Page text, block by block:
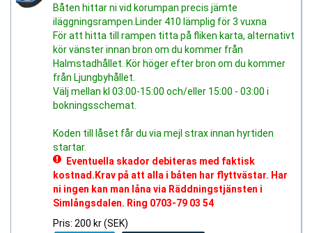
Båten hittar ni vid korumpan precis jämte
iläggningsrampen.Linder 410 lämplig för 3 vuxna
För att hitta till rampen titta på fliken karta, alternativt
kör vänster innan bron om du kommer från
Halmstadhållet. Kör höger efter bron om du kommer
från Ljungbyhållet.
Välj mellan kl 03:00-15:00 och/eller 15:00 - 03:00 i
bokningsschemat.
Koden till låset får du via mejl strax innan hyrtiden
startar.
Eventuella skador debiteras med faktisk
kostnad.Krav på att alla i båten har flyttvästar. Har
ni ingen kan man låna via Räddningstjänsten i
Simlångsdalen. Ring 0703-79 03 54
Pris: 200 kr (SEK)